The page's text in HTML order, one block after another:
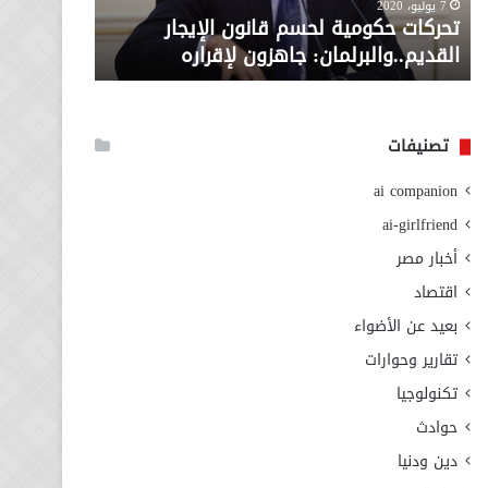
لإقراره
7 يوليو، 2020
تحركات حكومية لحسم قانون الإيجار
القديم..والبرلمان: جاهزون لإقراره
من
وزارة
الاجتماعي
تصنيفات
ai companion
ai-girlfriend
أخبار مصر
اقتصاد
بعيد عن الأضواء
تقارير وحوارات
تكنولوجيا
حوادث
دين ودنيا